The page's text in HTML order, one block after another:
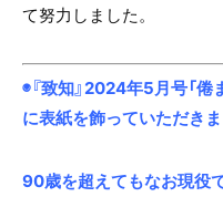
て努力しました。
◉『致知』2024年5月号「
に表紙を飾っていただきま
90歳を超えてもなお現役